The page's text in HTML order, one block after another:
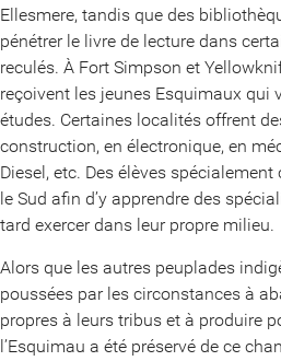
Ellesmere, tandis que des
pénétrer le livre de lecture dans
reculés. À Fort Simpson et
reçoivent les jeunes Esquimaux qui
études. Certaines localités offrent
construction, en électronique, en
Diesel, etc. Des élèves
le Sud afin d’y apprendre des
tard exercer dans leur propre milieu.
Alors que les autres peuplades
poussées par les circonstances à
propres à leurs tribus et à produire
l’Esquimau a été préservé de ce